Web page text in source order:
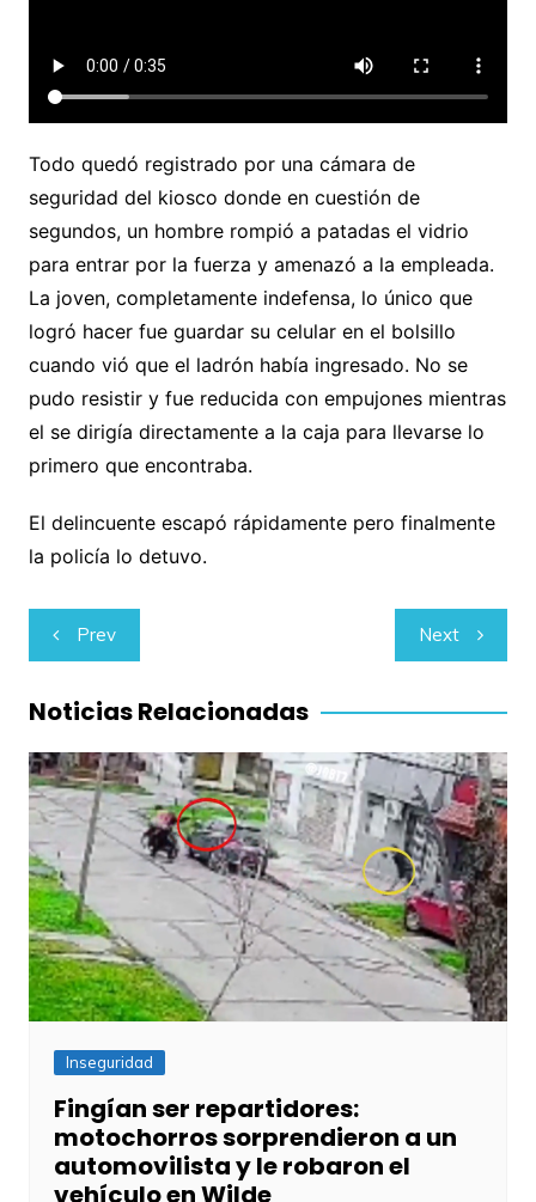
Todo quedó registrado por una cámara de
seguridad del kiosco donde en cuestión de
segundos, un hombre rompió a patadas el vidrio
para entrar por la fuerza y amenazó a la empleada.
La joven, completamente indefensa, lo único que
logró hacer fue guardar su celular en el bolsillo
cuando vió que el ladrón había ingresado. No se
pudo resistir y fue reducida con empujones mientras
el se dirigía directamente a la caja para llevarse lo
primero que encontraba.
El delincuente escapó rápidamente pero finalmente
la policía lo detuvo.
Navegación
de
entradas
Prev Next
Noticias Relacionadas
Inseguridad
Fingían ser repartidores:
motochorros sorprendieron a un
automovilista y le robaron el
vehículo en Wilde